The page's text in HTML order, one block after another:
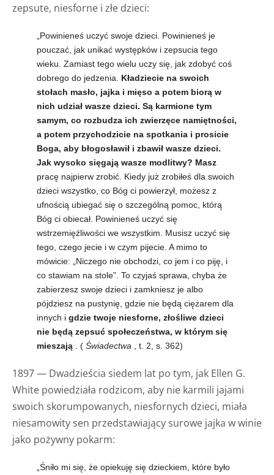
zepsute, niesforne i złe dzieci:
„Powinieneś uczyć swoje dzieci. Powinieneś je
pouczać, jak unikać występków i zepsucia tego
wieku. Zamiast tego wielu uczy się, jak zdobyć coś
dobrego do jedzenia. Kładziecie na swoich
stołach masło, jajka i mięso a potem biorą w
nich udział wasze dzieci. Są karmione tym
samym, co rozbudza ich zwierzęce namiętności,
a potem przychodzicie na spotkania i prosicie
Boga, aby błogosławił i zbawił wasze dzieci.
Jak wysoko sięgają wasze modlitwy? Masz
pracę najpierw zrobić. Kiedy już zrobiłeś dla swoich
dzieci wszystko, co Bóg ci powierzył, możesz z
ufnością ubiegać się o szczególną pomoc, którą
Bóg ci obiecał. Powinieneś uczyć się
wstrzemięźliwości we wszystkim. Musisz uczyć się
tego, czego jecie i w czym pijecie. A mimo to
mówicie: „Niczego nie obchodzi, co jem i co piję, i
co stawiam na stole”. To czyjaś sprawa, chyba że
zabierzesz swoje dzieci i zamkniesz je albo
pójdziesz na pustynię, gdzie nie będą ciężarem dla
innych i gdzie twoje niesforne, złośliwe dzieci
nie będą zepsuć społeczeństwa, w którym się
mieszają . ( Świadectwa , t. 2, s. 362)
1897 — Dwadzieścia siedem lat po tym, jak Ellen G.
White powiedziała rodzicom, aby nie karmili jajami
swoich skorumpowanych, niesfornych dzieci, miała
niesamowity sen przedstawiający surowe jajka w winie
jako pożywny pokarm:
„Śniło mi się, że opiekuję się dzieckiem, które było